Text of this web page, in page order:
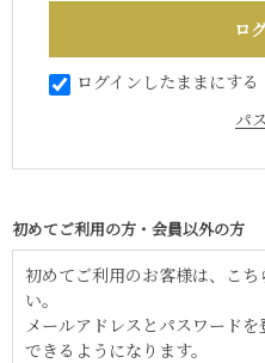
ログインしたままにする
パ
初めてご利用の方・会員以外の方
初めてご利用のお客様は、こ
い。
メールアドレスとパスワード
できるようになります。